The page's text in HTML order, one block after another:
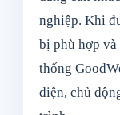
nghiệp. Khi
bị phù hợp
thống
điện, chủ